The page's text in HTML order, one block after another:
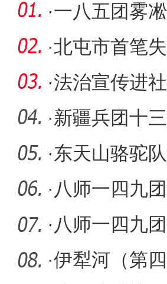
·一八五团雾
·北屯市首笔
式服务暖
·法治宣传进
·新疆兵团十
暖人心
·东天山骆驼
· 八师一四九
· 八师一四九
新春
·伊犁河（第